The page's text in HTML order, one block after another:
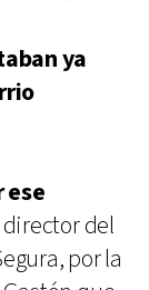
ya
del
por la